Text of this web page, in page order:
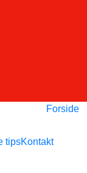
Forside
tipsKontakt